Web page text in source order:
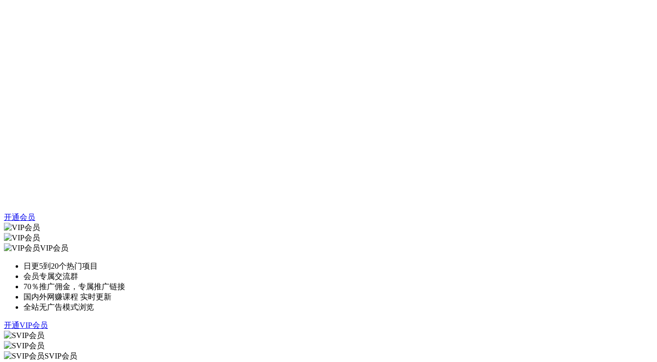
开通会员
VIP会员
日更5到20个热门项目
会员专属交流群
70％推广佣金，专属推广链接
国内外网赚课程 实时更新
全站无广告模式浏览
开通VIP会员
SVIP会员